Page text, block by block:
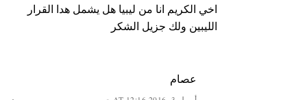
اخي الكريم انا من ليبيا هل يشمل هدا القرار
الليبين ولك جزيل الشكر
عصام